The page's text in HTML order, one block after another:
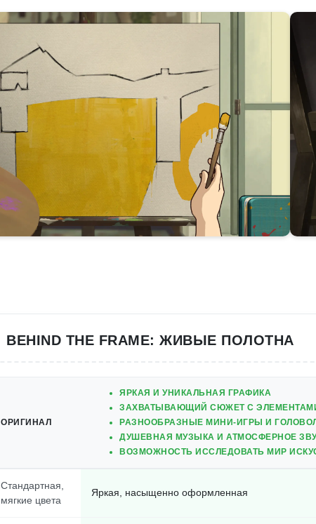
BEHIND THE FRAME: ЖИВЫЕ ПОЛОТНА
ОРИГИНАЛ
ЯРКАЯ И УНИКАЛЬНАЯ ГРАФИКА
ЗАХВАТЫВАЮЩИЙ СЮЖЕТ С
РАЗНООБРАЗНЫЕ МИНИ-ИГРЫ И
ДУШЕВНАЯ МУЗЫКА И АТМОСФЕРНОЕ
ВОЗМОЖНОСТЬ ИССЛЕДОВАТЬ МИР
Стандартная,
мягкие цвета
Яркая, насыщенно оформленная